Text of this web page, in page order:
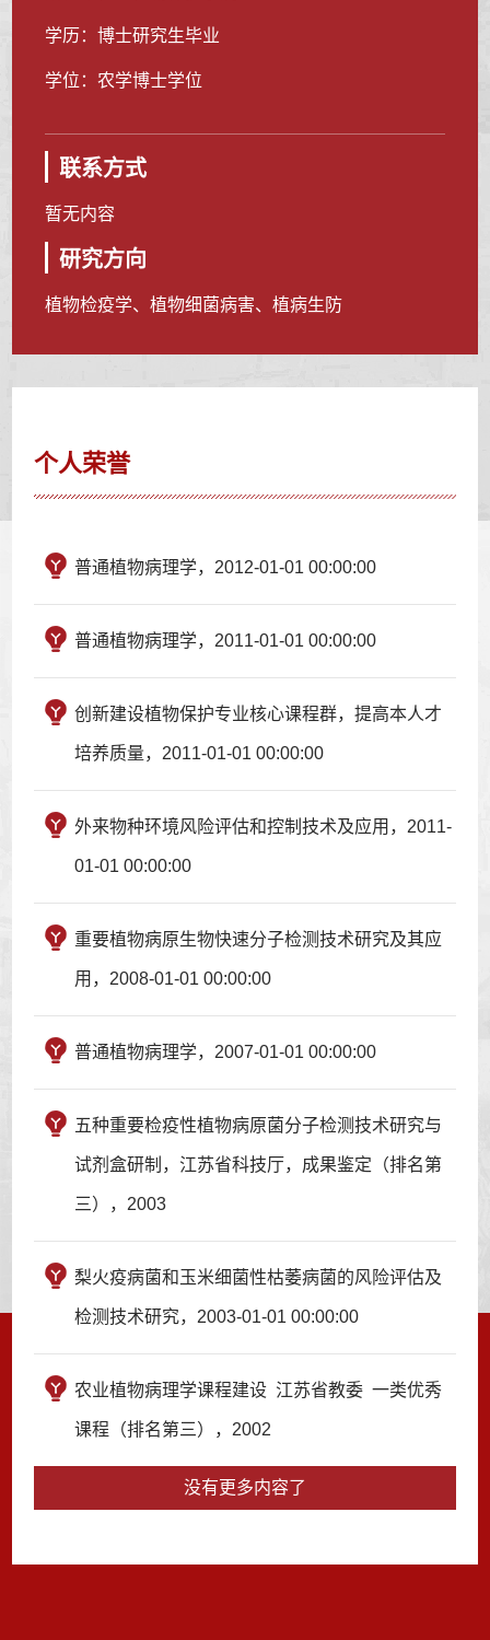
学历：博士研究生毕业
学位：农学博士学位
联系方式
暂无内容
研究方向
植物检疫学、植物细菌病害、植病生防
个人荣誉
普通植物病理学，2012-01-01 00:00:00
普通植物病理学，2011-01-01 00:00:00
创新建设植物保护专业核心课程群，提高本人才
培养质量，2011-01-01 00:00:00
外来物种环境风险评估和控制技术及应用，2011-
01-01 00:00:00
重要植物病原生物快速分子检测技术研究及其应
用，2008-01-01 00:00:00
普通植物病理学，2007-01-01 00:00:00
五种重要检疫性植物病原菌分子检测技术研究与
试剂盒研制，江苏省科技厅，成果鉴定（排名第
三），2003
梨火疫病菌和玉米细菌性枯萎病菌的风险评估及
检测技术研究，2003-01-01 00:00:00
农业植物病理学课程建设 江苏省教委 一类优秀
课程（排名第三），2002
没有更多内容了